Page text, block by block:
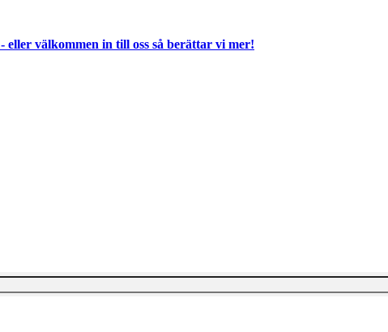
- eller välkommen in till oss så berättar vi mer!